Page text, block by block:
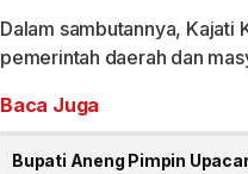
Dalam sambutannya, Kajati
pemerintah daerah dan
Baca Juga
Bupati Aneng Pimpin